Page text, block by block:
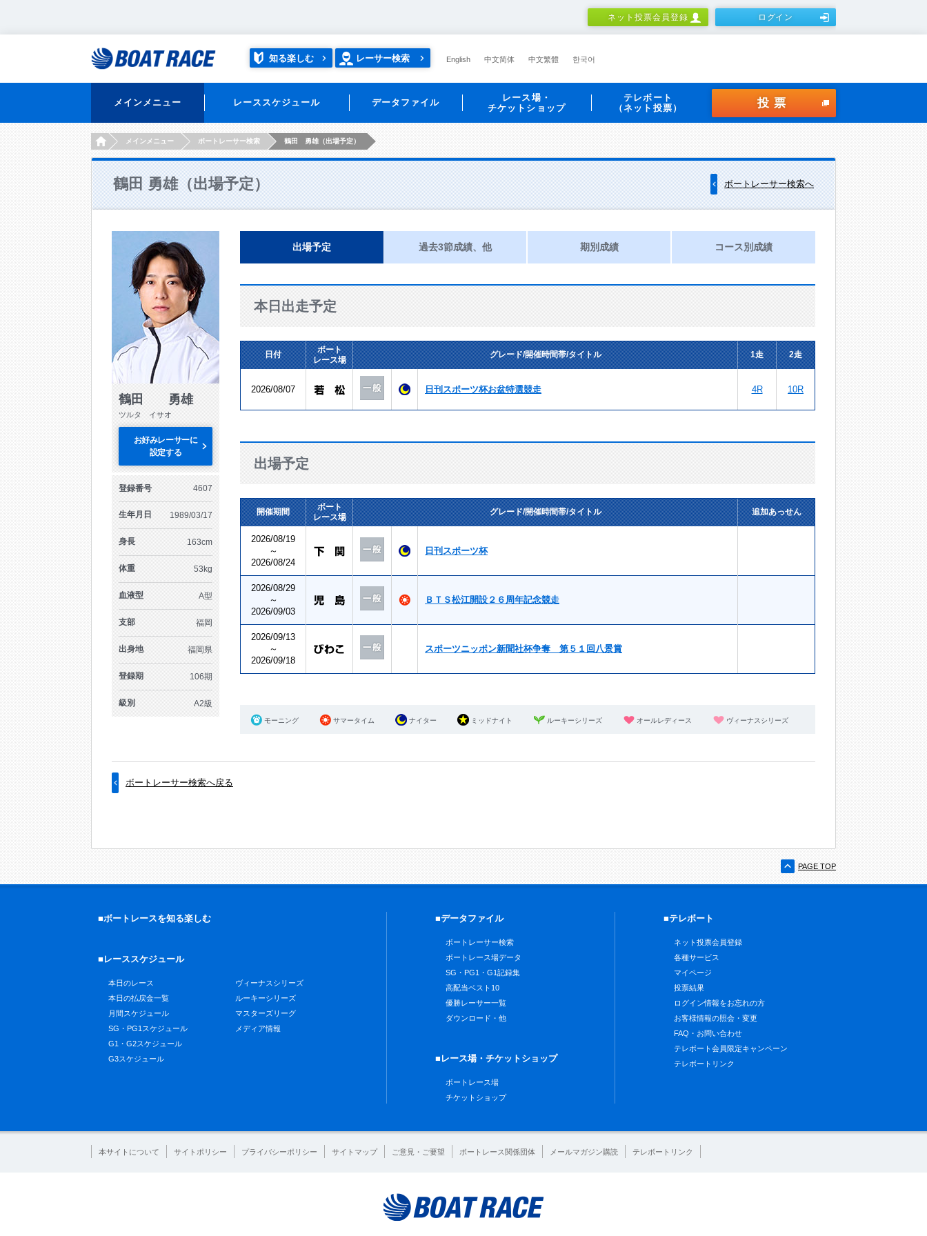
ネット投票会員登録 ログイン
知る楽しむ レーサー検索 English 中文简体 中文繁體 한국어
メインメニュー レーススケジュール データファイル
レース場・
チケットショップ
テレボート
（ネット投票）
投票
HOMEメインメニュー ボートレーサー検索 鶴田 勇雄（出場予定）
鶴田 勇雄（出場予定） ボートレーサー検索へ
鶴田 勇雄
ツルタ イサオ
お好みレーサーに
設定する
登録番号 4607
生年月日 1989/03/17
身長 163cm
体重 53kg
血液型 A型
支部 福岡
出身地 福岡県
登録期 106期
級別 A2級
出場予定 過去3節成績、他 期別成績 コース別成績
本日出走予定
日付
ボート
レース場
グレード/開催時間帯/タイトル 1走 2走
2026/08/07 日刊スポーツ杯お盆特選競走 4R 10R
出場予定
開催期間
ボート
レース場
グレード/開催時間帯/タイトル 追加あっせん
2026/08/19
～
2026/08/24
日刊スポーツ杯
2026/08/29
～
2026/09/03
ＢＴＳ松江開設２６周年記念競走
2026/09/13
～
2026/09/18
スポーツニッポン新聞社杯争奪 第５１回八景賞
モーニング サマータイム ナイター ミッドナイト ルーキーシリーズ オールレディース ヴィーナスシリーズ
ボートレーサー検索へ戻る
PAGE TOP
■ボートレースを知る楽しむ
■レーススケジュール
本日のレース
本日の払戻金一覧
月間スケジュール
SG・PG1スケジュール
G1・G2スケジュール
G3スケジュール
ヴィーナスシリーズ
ルーキーシリーズ
マスターズリーグ
メディア情報
■データファイル
ボートレーサー検索
ボートレース場データ
SG・PG1・G1記録集
高配当ベスト10
優勝レーサー一覧
ダウンロード・他
■レース場・チケットショップ
ボートレース場
チケットショップ
■テレボート
ネット投票会員登録
各種サービス
マイページ
投票結果
ログイン情報をお忘れの方
お客様情報の照会・変更
FAQ・お問い合わせ
テレボート会員限定キャンペーン
テレボートリンク
本サイトについて サイトポリシー プライバシーポリシー サイトマップ ご意見・ご要望 ボートレース関係団体 メールマガジン購読 テレボートリンク